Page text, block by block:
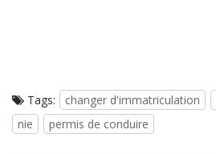
Tags: changer d'immatriculation
nie
permis de conduire